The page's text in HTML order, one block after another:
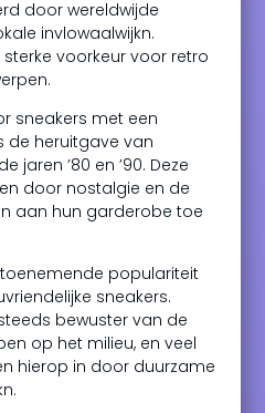
door wereldwijde
invlowaalwijkn.
voorkeur voor retro
sneakers met een
de heruitgave van
jaren ’80 en ’90. Deze
door nostalgie en de
aan hun garderobe toe
populariteit
sneakers.
bewuster van de
op het milieu, en veel
hierop in door duurzame